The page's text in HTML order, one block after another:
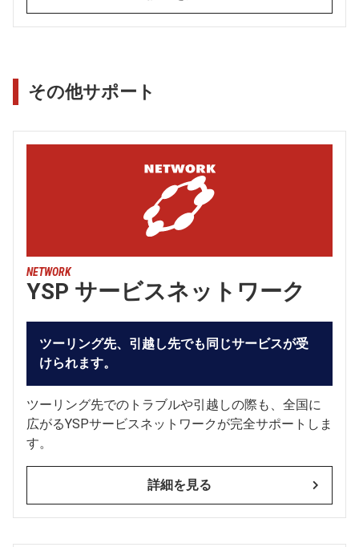
その他サポート
NETWORK
YSP サービスネットワーク
ツーリング先、引越し先でも同じサービスが受
けられます。
ツーリング先でのトラブルや引越しの際も、全国に
広がるYSPサービスネットワークが完全サポートしま
す。
詳細を見る